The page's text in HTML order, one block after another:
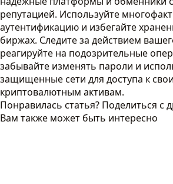
репутацией. Используйте
аутентификацию и избегайте
биржах. Следите за действием
реагируйте на подозрительные
забывайте изменять пароли и
защищенные сети для доступа к
криптовалютным активам.
Понравилась статья? Поделиться с
Вам также может быть интересно